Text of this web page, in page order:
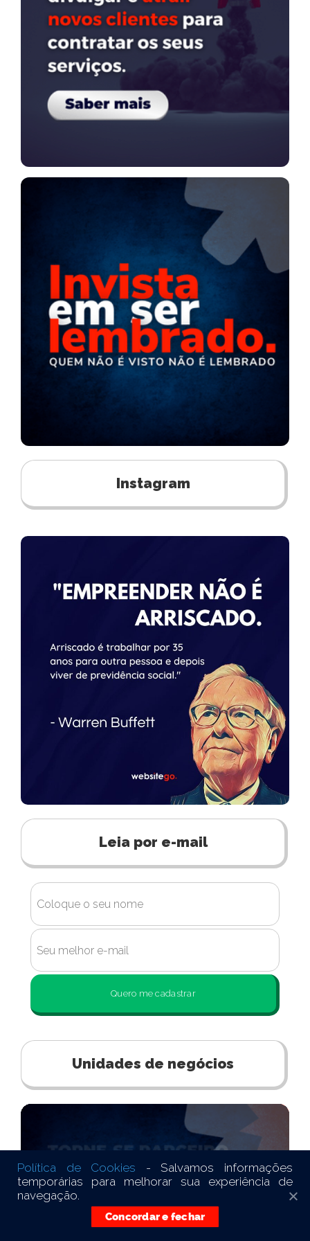
Instagram
Leia por e-mail
Quero me cadastrar
Unidades de negócios
Política de Cookies - Salvamos informações
temporárias para melhorar sua experiência de
navegação.
Concordar e fechar